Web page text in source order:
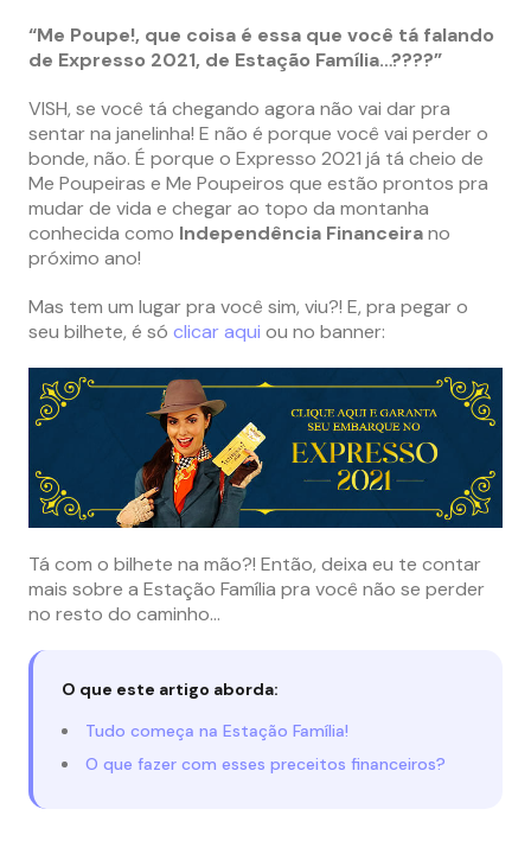
“Me Poupe!, que coisa é essa que você tá falando
de Expresso 2021, de Estação Família…????”
VISH, se você tá chegando agora não vai dar pra
sentar na janelinha! E não é porque você vai perder o
bonde, não. É porque o Expresso 2021 já tá cheio de
Me Poupeiras e Me Poupeiros que estão prontos pra
mudar de vida e chegar ao topo da montanha
conhecida como Independência Financeirano
próximo ano!
Mas tem um lugar pra você sim, viu?! E, pra pegar o
seu bilhete, é só clicar aqui ou no banner:
Tá com o bilhete na mão?! Então, deixa eu te contar
mais sobre a Estação Família pra você não se perder
no resto do caminho…
O que este artigo aborda:
Tudo começa na Estação Família!
O que fazer com esses preceitos financeiros?